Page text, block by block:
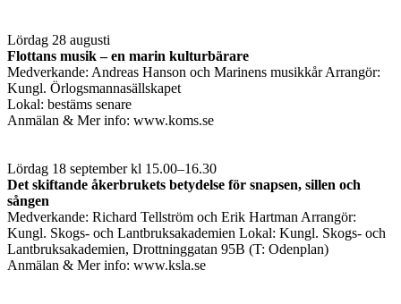
Lördag 28 augusti
Flottans musik – en marin kulturbärare
Medverkande: Andreas Hanson och Marinens musikkår Arrangör:
Kungl. Örlogsmannasällskapet
Lokal: bestäms senare
Anmälan & Mer info: www.koms.se
Lördag 18 september kl 15.00–16.30
Det skiftande åkerbrukets betydelse för snapsen, sillen och
sången
Medverkande: Richard Tellström och Erik Hartman Arrangör:
Kungl. Skogs- och Lantbruksakademien Lokal: Kungl. Skogs- och
Lantbruksakademien, Drottninggatan 95B (T: Odenplan)
Anmälan & Mer info: www.ksla.se